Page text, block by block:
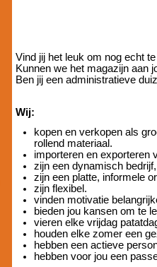
Vind jij het leuk om nog echt
Kunnen we het magazijn aan
Ben jij een administratieve
Wij:
kopen en verkopen als
rollend materiaal.
importeren en exporteren
zijn een dynamisch
zijn een platte, informele
zijn flexibel.
vinden motivatie
bieden jou kansen om te
vieren elke vrijdag
houden elke zomer een
hebben een actieve
hebben voor jou een